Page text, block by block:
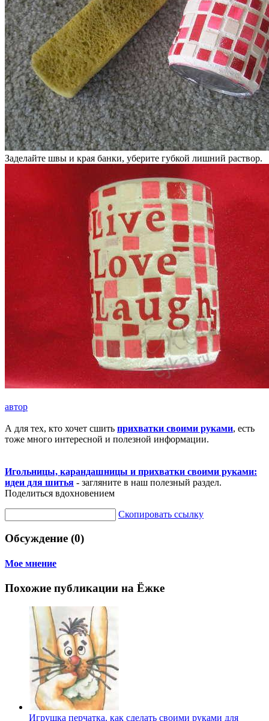
Заделайте швы и края банки, уберите губкой лишний раствор.
автор
А для тех, кто хочет сшить прихватки своими руками, есть
тоже много интересной и полезной информации.
Игольницы, карандашницы и прихватки своими руками:
идеи для шитья - загляните в наш полезный раздел.
Поделиться вдохновением
Скопировать ссылку
Обсуждение (0)
Мое мнение
Похожие публикации на Ёжке
Игрушка перчатка, как сделать своими руками для